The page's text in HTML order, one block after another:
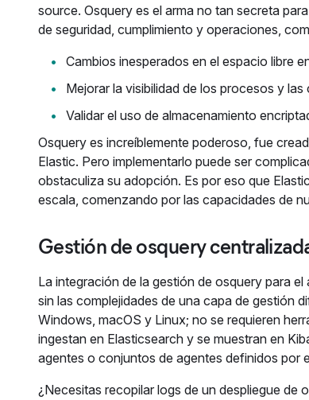
source. Osquery es el arma no tan secreta
de seguridad, cumplimiento y operaciones,
Cambios inesperados en el espacio libre
Mejorar la visibilidad de los procesos y
Validar el uso de almacenamiento
Osquery es increíblemente poderoso, fue
Elastic. Pero implementarlo puede ser
obstaculiza su adopción. Es por eso que
escala, comenzando por las capacidades de
Gestión de osquery
La integración de la gestión de osquery para
sin las complejidades de una capa de gestión
Windows, macOS y Linux; no se requieren
ingestan en Elasticsearch y se muestran en
agentes o conjuntos de agentes definidos por
¿Necesitas recopilar logs de un despliegue de